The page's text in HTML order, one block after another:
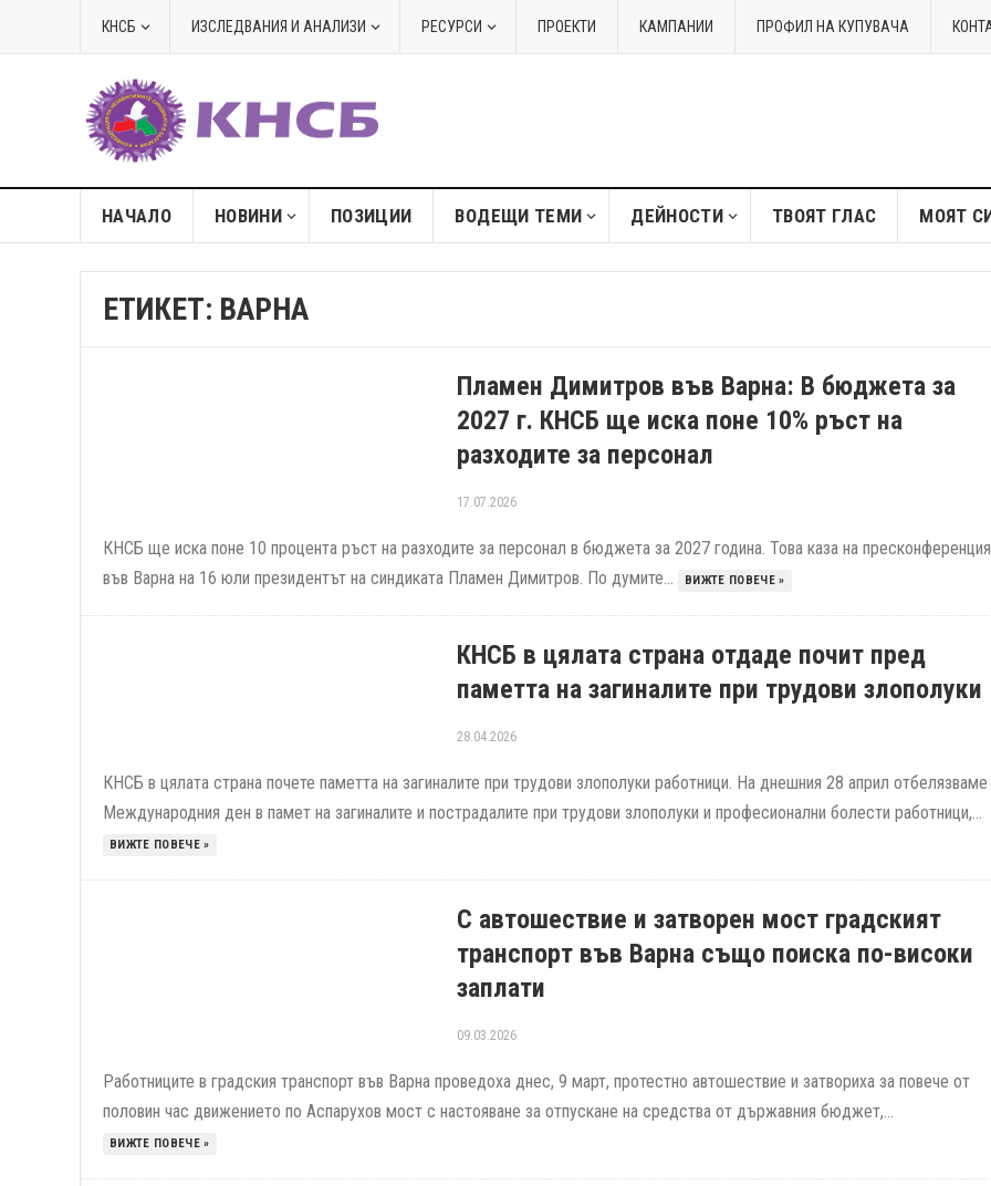
КНСБ ИЗСЛЕДВАНИЯ И АНАЛИЗИ РЕСУРСИ ПРОЕКТИ КАМПАНИИ ПРОФИЛ НА КУПУВАЧА
НАЧАЛО НОВИНИ ПОЗИЦИИ ВОДЕЩИ ТЕМИ ДЕЙНОСТИ ТВОЯТ ГЛАС МОЯТ
ЕТИКЕТ: ВАРНА
Пламен Димитров във Варна: В бюджета за
2027 г. КНСБ ще иска поне 10% ръст на
разходите за персонал
17.07.2026
КНСБ ще иска поне 10 процента ръст на разходите за персонал в бюджета за 2027 година. Това каза на пресконференция
във Варна на 16 юли президентът на синдиката Пламен Димитров. По думите...
ВИЖТЕ ПОВЕЧЕ »
КНСБ в цялата страна отдаде почит пред
паметта на загиналите при трудови злополуки
28.04.2026
КНСБ в цялата страна почете паметта на загиналите при трудови злополуки работници. На днешния 28 април отбелязваме
Международния ден в памет на загиналите и пострадалите при трудови злополуки и професионални болести работници,...
ВИЖТЕ ПОВЕЧЕ »
С автошествие и затворен мост градският
транспорт във Варна също поиска по-високи
заплати
09.03.2026
Работниците в градския транспорт във Варна проведоха днес, 9 март, протестно автошествие и затвориха за повече от
половин час движението по Аспарухов мост с настояване за отпускане на средства от държавния бюджет,...
ВИЖТЕ ПОВЕЧЕ »